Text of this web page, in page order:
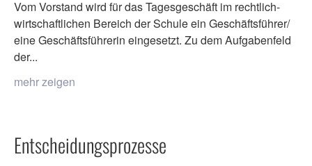
Vom Vorstand wird für das Tagesgeschäft im rechtlich-
wirtschaftlichen Bereich der Schule ein Geschäftsführer/
eine Geschäftsführerin eingesetzt. Zu dem Aufgabenfeld
der...
mehr zeigen
Entscheidungsprozesse